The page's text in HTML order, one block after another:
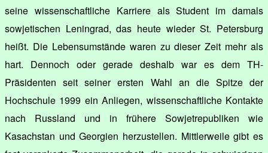
seine wissenschaftliche Karriere als Student im damals
sowjetischen Leningrad, das heute wieder St. Petersburg
heißt. Die Lebensumstände waren zu dieser Zeit mehr als
hart. Dennoch oder gerade deshalb war es dem TH-
Präsidenten seit seiner ersten Wahl an die Spitze der
Hochschule 1999 ein Anliegen, wissenschaftliche Kontakte
nach Russland und in frühere Sowjetrepubliken wie
Kasachstan und Georgien herzustellen. Mittlerweile gibt es